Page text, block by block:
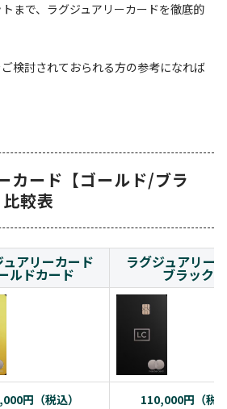
まで、ラグジュアリーカードを徹底的
検討されておられる方の参考になれば
カード【ゴールド/ブラ
較表
ュアリーカード
ルドカード
ラグジュアリー
ブラック
円（税込）
110,000円（税